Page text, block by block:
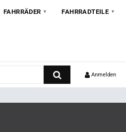
FAHRRÄDER FAHRRADTEILE
Anmelden